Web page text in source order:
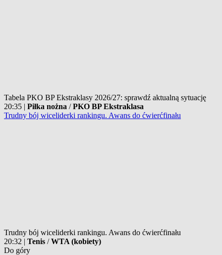
Tabela PKO BP Ekstraklasy 2026/27: sprawdź aktualną sytuację
20:35 | Piłka nożna / PKO BP Ekstraklasa
Trudny bój wiceliderki rankingu. Awans do ćwierćfinału
Trudny bój wiceliderki rankingu. Awans do ćwierćfinału
20:32 | Tenis / WTA (kobiety)
Do góry